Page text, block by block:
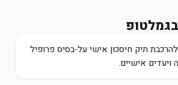
תיק חיסכון אישי על-בסיס פרופיל
ויעדים אישיים.